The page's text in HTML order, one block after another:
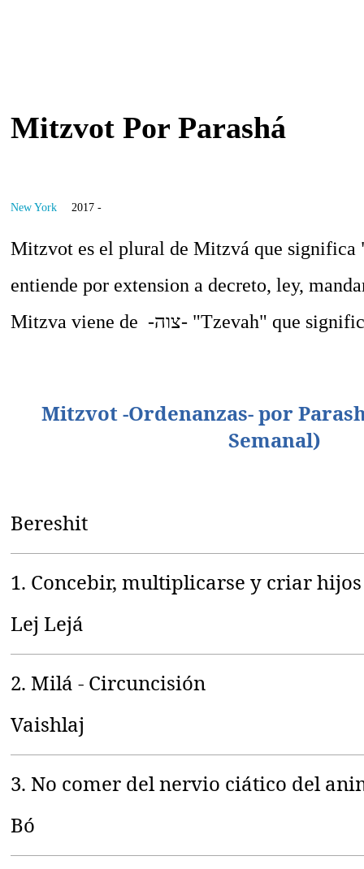
Mitzvot Por Parashá
New York 2017 -
Mitzvot es el plural deMitzvá que significa
entiende por extension a decreto, ley,
Mitzva viene de -צוה- "Tzevah" que
Mitzvot -Ordenanzas- por
Semanal)
Bereshit
1. Concebir, multiplicarse y criar
Lej Lejá
2. Milá - Circuncisión
Vaishlaj
3. No comer del nervio ciático del
Bó